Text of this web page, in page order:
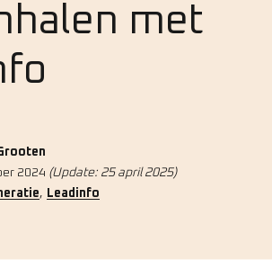
met
2024 (Update: 25 april 2025)
, Leadinfo